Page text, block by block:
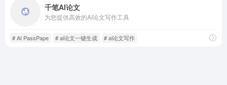
千笔AI论文
为您提供高效的AI论文写作工具
# AI PassPape # ai论文一键生成 # ai论文写作